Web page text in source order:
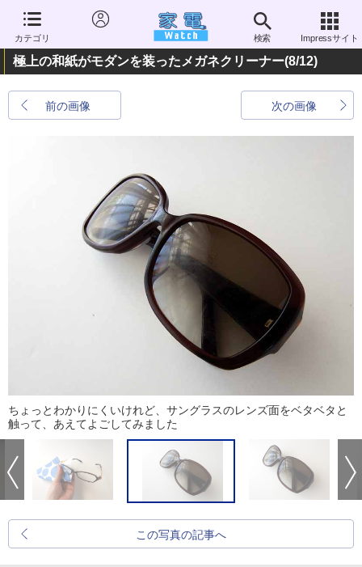
カテゴリ 検索 Impressサイト
極上の和紙がモダンを装ったメガネクリーナー(8/12)
前の画像 次の画像
ちょっとわかりにくいけれど、サングラスのレンズ面をベタベタと
触って、あえてよごしてみました
この写真の記事へ